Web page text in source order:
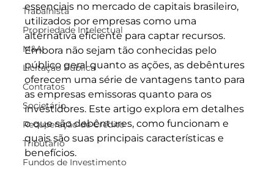
Trabalhista
Propriedade Intelectual
M&A
Licitação Pública
Contratos
Societário
Recuperação de Crédito
Tributário
Fundos de Investimento
essenciais no mercado de capitais brasileiro,
utilizados por empresas como uma
alternativa eficiente para captar recursos.
Embora não sejam tão conhecidas pelo
público geral quanto as ações, as debêntures
oferecem uma série de vantagens tanto para
as empresas emissoras quanto para os
investidores. Este artigo explora em detalhes
o que são debêntures, como funcionam e
quais são suas principais características e
benefícios.